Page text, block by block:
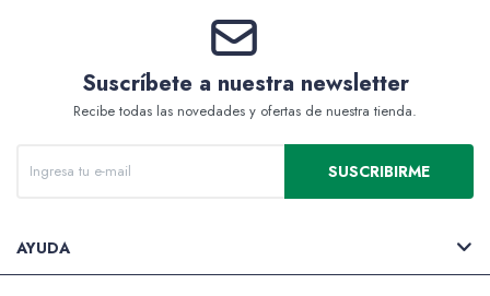
Suscríbete a nuestra newsletter
Recibe todas las novedades y ofertas de nuestra tienda.
SUSCRIBIRME
AYUDA
Packs